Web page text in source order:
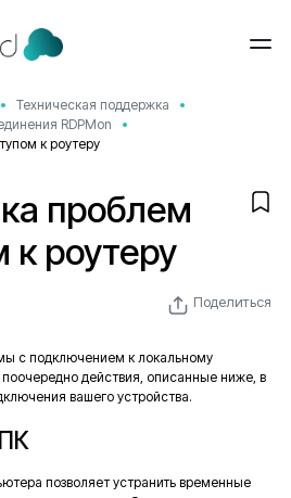
Техническая поддержка
RDPMon
к роутеру
проблем
к роутеру
Поделиться
с подключением к локальному
действия, описанные ниже, в
вашего устройства.
позволяет устранить временные